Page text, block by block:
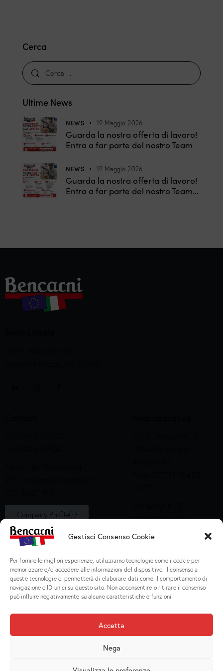
Gestisci Consenso Cookie
Per fornire le migliori esperienze, utilizziamo tecnologie come i cookie per
memorizzare e/o accedere alle informazioni del dispositivo. Il consenso a
queste tecnologie ci permetterà di elaborare dati come il comportamento di
navigazione o ID unici su questo sito. Non acconsentire o ritirare il consenso
può influire negativamente su alcune caratteristiche e funzioni.
Accetta
Nega
Cerca
Ultime News
NEWS 19 Maggio 2026
Guarda la nostra offerta di lavoro!
Entra a far parte del nostro Team
NEWS 19 Maggio 2026
Guarda la nostra offerta di lavoro!
Entra a far parte del nostro Team…
Company Profile
37060 Nogarole
Rocca (VR)
Prodotti
Macinati
Salumeria